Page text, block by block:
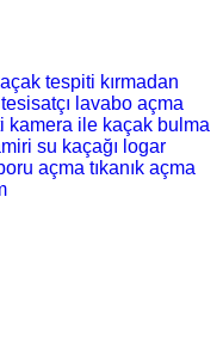
tespiti kırmadan
tesisatçı lavabo açma
kamera ile kaçak bulma
su kaçağı logar
açma tıkanık açma